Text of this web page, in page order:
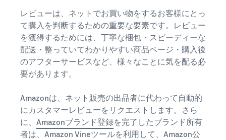
レビューは、ネットでお買い物をするお客様にとっ
て購入を判断するための重要な要素です。レビュー
を獲得するためには、丁寧な梱包・スピーディーな
配送・整っていてわかりやすい商品ページ・購入後
のアフターサービスなど、様々なことに気を配る必
要があります。
Amazonは、ネット販売の出品者に代わって自動的
にカスタマーレビューをリクエストします。さら
に、 Amazonブランド登録を完了したブランド所有
者は、 Amazon Vineツールを利用して、Amazon公